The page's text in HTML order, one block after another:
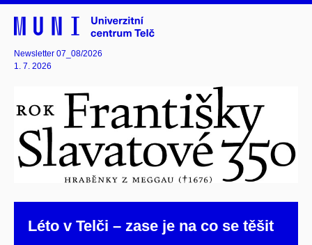
Newsletter 07_08/2026
1. 7. 2026
Léto v Telči – zase je na co se těšit